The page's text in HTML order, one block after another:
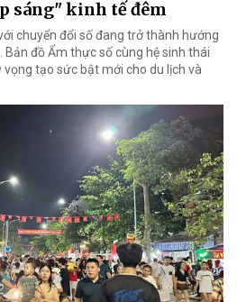
sáng" kinh tế đêm
chuyển đổi số đang trở thành hướng
Bản đồ Ẩm thực số cùng hệ sinh thái
tạo sức bật mới cho du lịch và